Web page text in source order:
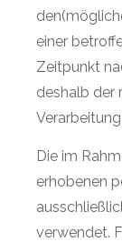
einer
Zeitpunkt
deshalb der
Die im
erhobenen
verwendet.